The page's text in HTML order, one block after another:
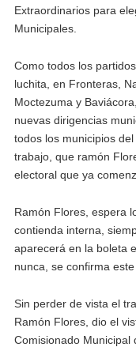
Extraordinarios para
Municipales.
Como todos los
luchita, en Fronteras,
Moctezuma y
nuevas dirigencias
todos los municipios
trabajo, que ramón
electoral que ya
Ramón Flores, espera
contienda interna,
aparecerá en la boleta
nunca, se confirma este
Sin perder de vista el
Ramón Flores, dio el
Comisionado Municipal